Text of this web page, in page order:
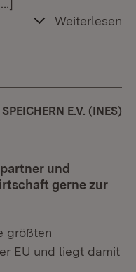
Weiterlesen
E.V. (INES)
und
gerne zur
größten
EU und liegt damit